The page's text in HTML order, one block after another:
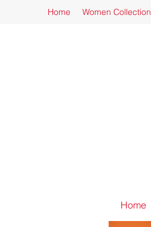
Home Women Collection
Home